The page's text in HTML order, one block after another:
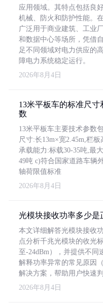
应用领域。其特点包括良好
机械、防火和防护性能。
广泛用于商业建筑、工业
和数据中心等场所，凭借
足不同领域对电力供应的
障电力系统稳定运行。
2026年8月4日
13米平板车的标准尺寸
数
13米平板车主要技术参数
尺寸:长13m×宽2.45m,栏板
承载能力:标载30-35吨,最
49吨 c)符合国家道路车辆
轴荷限值标准
2026年8月4日
光模块接收功率多少是
本文详细解答光模块接收
点分析千兆光模块的收光
至-24dBm），并提供不
解释功率异常的常见原因
解决方案，帮助用户快速
2026年8月4日